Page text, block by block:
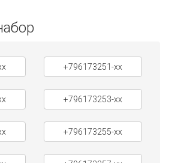
+796173251-xx
+796173253-xx
+796173255-xx